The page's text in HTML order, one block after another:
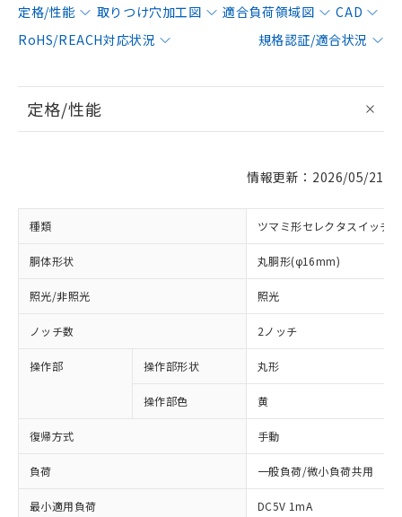
定格/性能 取りつけ穴加工図 適合負荷領域図
CAD
RoHS/REACH対応状況
規格認証/適合状況
定格/性能
情報更新：2026/05/21
種類 ツマミ形セレクタスイッチ
胴体形状 丸胴形(φ16mm)
照光/非照光 照光
ノッチ数 2ノッチ
操作部 操作部形状 丸形
操作部色 黄
復帰方式 手動
負荷 一般負荷/微小負荷共用
最小適用負荷 DC5V 1mA